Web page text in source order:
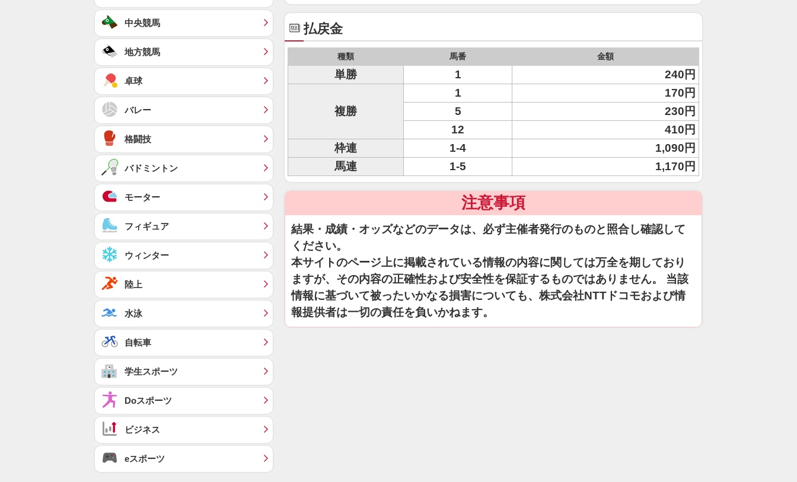
払戻金
種類 馬番 金額
単勝 1 240円
複勝
1
170円
5
230円
12
410円
枠連
1-4
1,090円
馬連
1-5 1,170円
注意事項
結果・成績・オッズなどのデータは、必ず主催者発行のものと照合し確認して
ください。
本サイトのページ上に掲載されている情報の内容に関しては万全を期しており
ますが、その内容の正確性および安全性を保証するものではありません。 当該
情報に基づいて被ったいかなる損害についても、株式会社NTTドコモおよび情
報提供者は一切の責任を負いかねます。
中央競馬
地方競馬
卓球
バレー
格闘技
バドミントン
モーター
フィギュア
ウィンター
陸上
水泳
自転車
学生スポーツ
Doスポーツ
ビジネス
eスポーツ